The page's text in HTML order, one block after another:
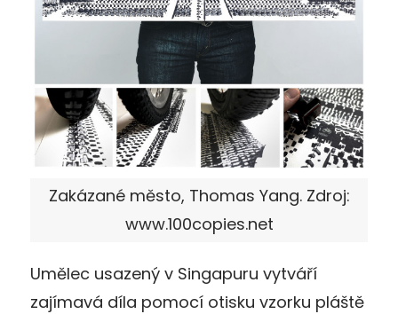
Zakázané město, Thomas Yang. Zdroj:
www.100copies.net
Umělec usazený v Singapuru vytváří
zajímavá díla pomocí otisku vzorku pláště